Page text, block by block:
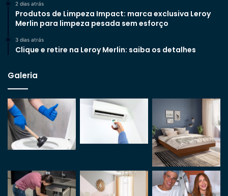
2 dias atrás
Produtos de Limpeza Impact: marca exclusiva Leroy
Merlin para limpeza pesada sem esforço
3 dias atrás
Clique e retire na Leroy Merlin: saiba os detalhes
Galeria